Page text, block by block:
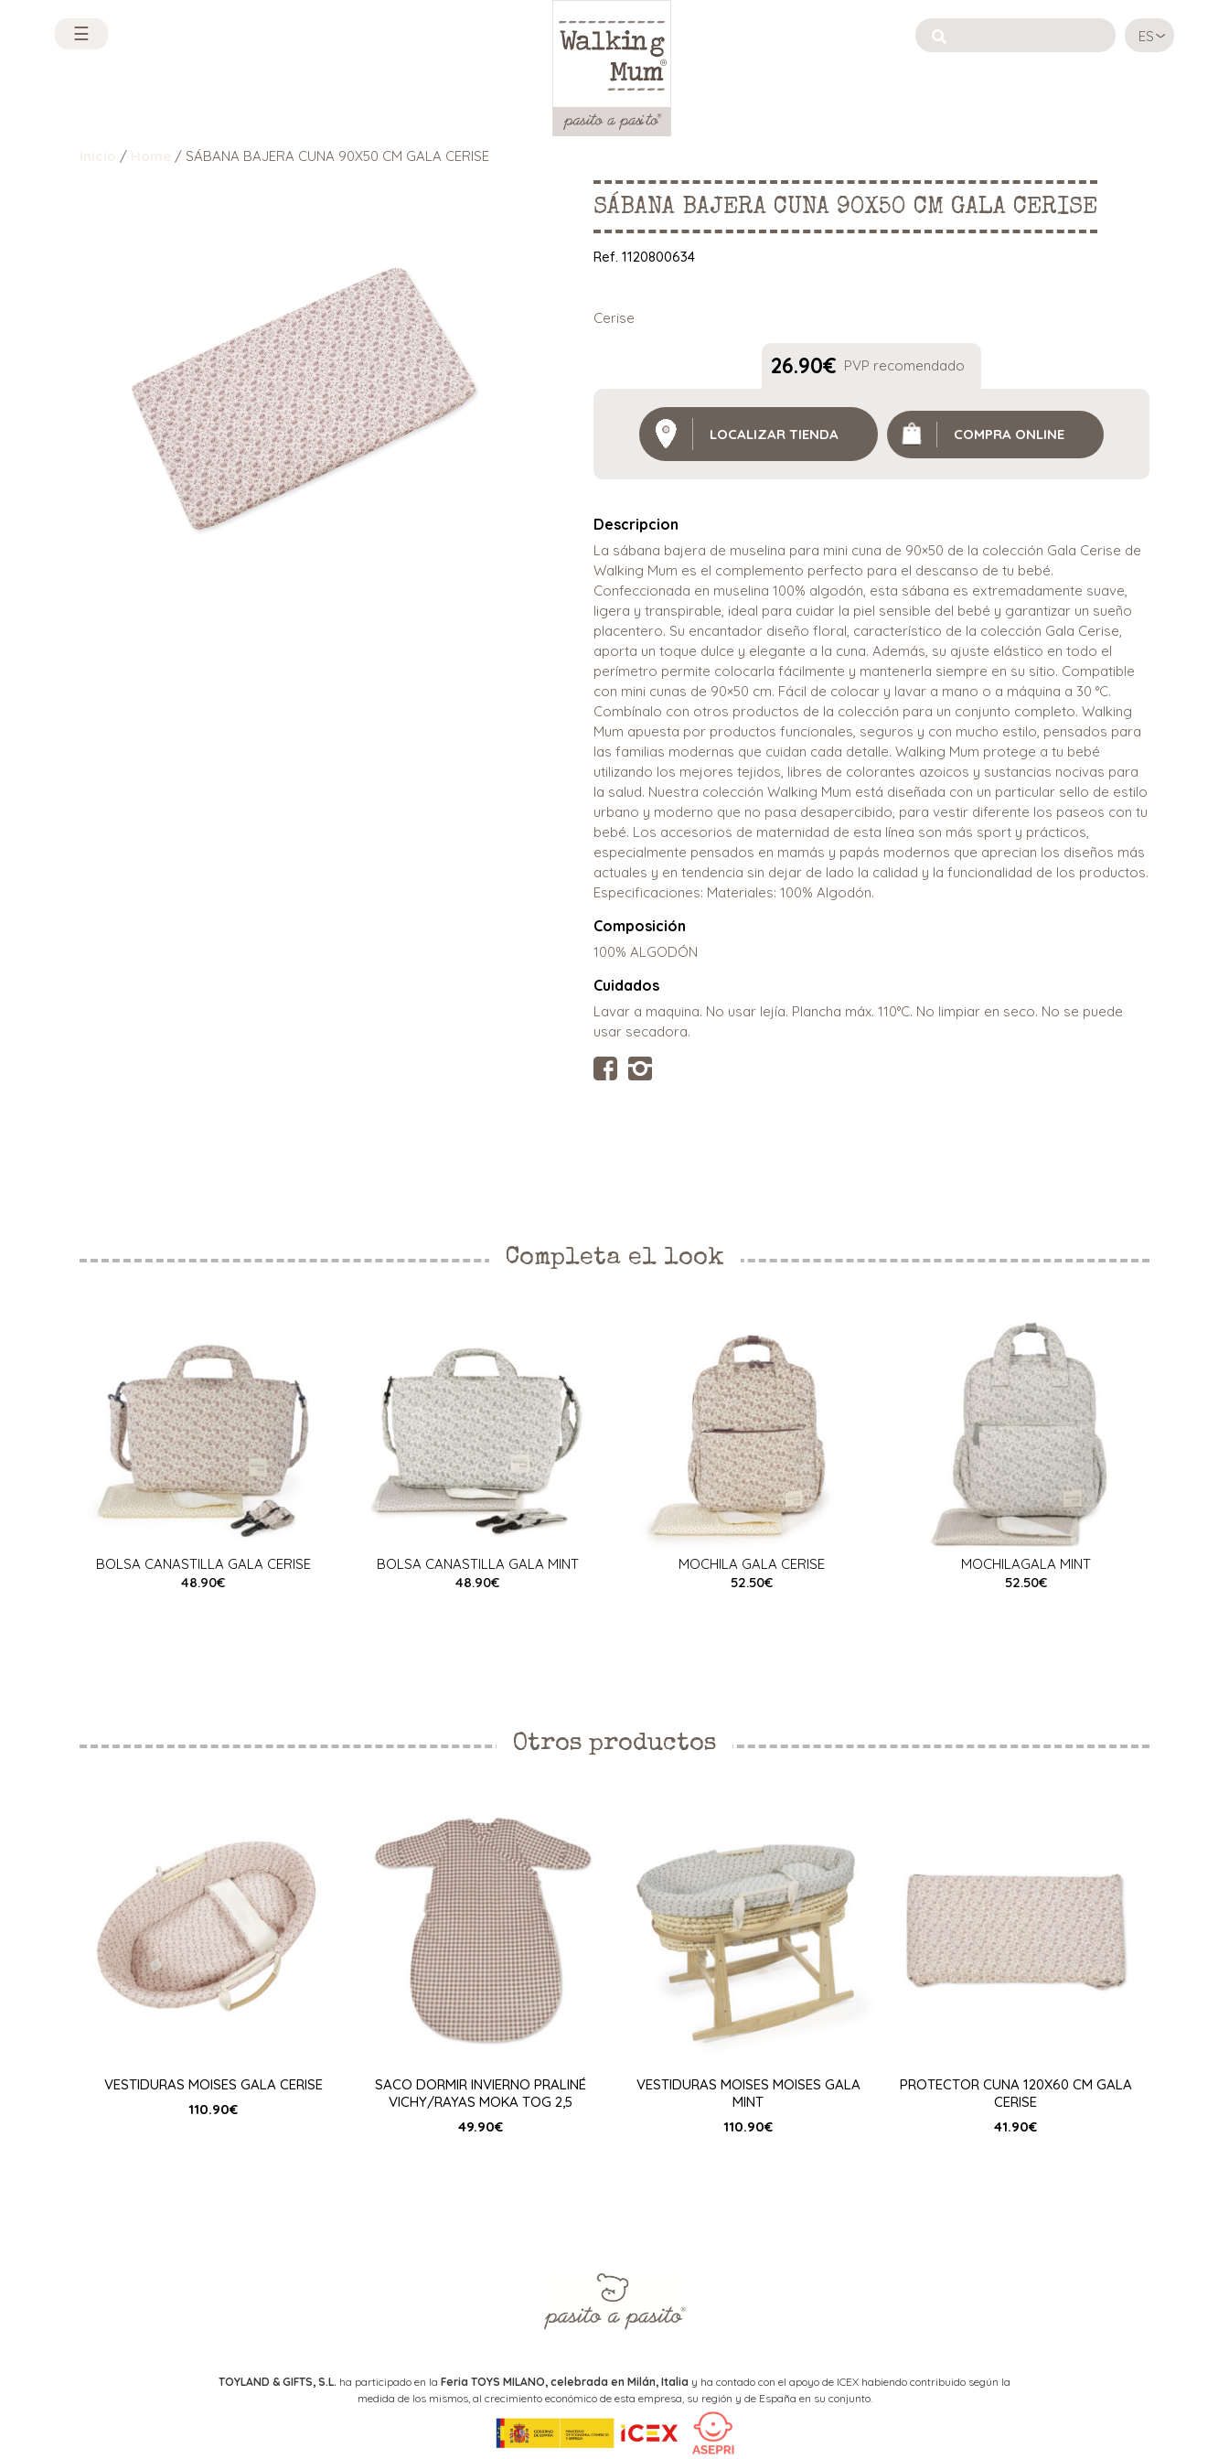
☰ ES
/ / SÁBANA BAJERA CUNA 90X50 CM GALA CERISE
SÁBANA BAJERA CUNA 90X50 CM GALA CERISE
Ref. 1120800634
Cerise
26.90€ PVP recomendado
LOCALIZAR TIENDA COMPRA ONLINE
Descripcion
La sábana bajera de muselina para mini cuna de 90×50 de la colección Gala Cerise de
Walking Mum es el complemento perfecto para el descanso de tu bebé.
Confeccionada en muselina 100% algodón, esta sábana es extremadamente suave,
ligera y transpirable, ideal para cuidar la piel sensible del bebé y garantizar un sueño
placentero. Su encantador diseño floral, característico de la colección Gala Cerise,
aporta un toque dulce y elegante a la cuna. Además, su ajuste elástico en todo el
perímetro permite colocarla fácilmente y mantenerla siempre en su sitio. Compatible
con mini cunas de 90×50 cm. Fácil de colocar y lavar a mano o a máquina a 30 °C.
Combínalo con otros productos de la colección para un conjunto completo. Walking
Mum apuesta por productos funcionales, seguros y con mucho estilo, pensados para
las familias modernas que cuidan cada detalle. Walking Mum protege a tu bebé
utilizando los mejores tejidos, libres de colorantes azoicos y sustancias nocivas para
la salud. Nuestra colección Walking Mum está diseñada con un particular sello de estilo
urbano y moderno que no pasa desapercibido, para vestir diferente los paseos con tu
bebé. Los accesorios de maternidad de esta línea son más sport y prácticos,
especialmente pensados en mamás y papás modernos que aprecian los diseños más
actuales y en tendencia sin dejar de lado la calidad y la funcionalidad de los productos.
Especificaciones: Materiales: 100% Algodón.
Composición
100% ALGODÓN
Cuidados
Lavar a maquina. No usar lejía. Plancha máx. 110°C. No limpiar en seco. No se puede
usar secadora.
Completa el look
BOLSA CANASTILLA GALA CERISE
48.90€
BOLSA CANASTILLA GALA MINT
48.90€
MOCHILA GALA CERISE
52.50€
MOCHILAGALA MINT
52.50€
Otros productos
VESTIDURAS MOISES GALA CERISE
110.90€
SACO DORMIR INVIERNO PRALINÉ
VICHY/RAYAS MOKA TOG 2,5
49.90€
VESTIDURAS MOISES MOISES GALA
MINT
110.90€
PROTECTOR CUNA 120X60 CM GALA
CERISE
41.90€
TOYLAND & GIFTS, S.L. ha participado en la Feria TOYS MILANO, celebrada en Milán, Italia y ha contado con el apoyo de ICEX habiendo contribuido según la
medida de los mismos, al crecimiento económico de esta empresa, su región y de España en su conjunto.